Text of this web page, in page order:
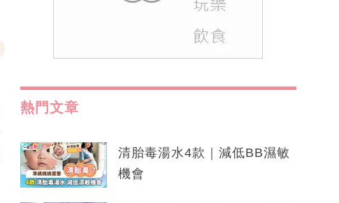
熱門文章
清胎毒湯水4款｜減低BB濕敏
機會